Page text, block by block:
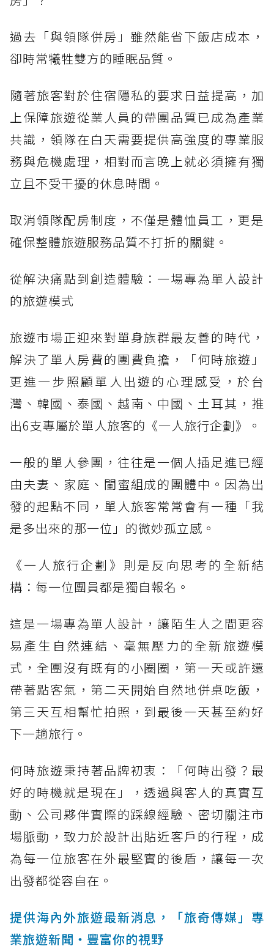
過去「與領隊併房」雖然能省下飯店成本，
卻時常犧牲雙方的睡眠品質。
隨著旅客對於住宿隱私的要求日益提高，加
上保障旅遊從業人員的帶團品質已成為產業
共識，領隊在白天需要提供高強度的專業服
務與危機處理，相對而言晚上就必須擁有獨
立且不受干擾的休息時間。
取消領隊配房制度，不僅是體恤員工，更是
確保整體旅遊服務品質不打折的關鍵。
從解決痛點到創造體驗：一場專為單人設計
的旅遊模式
旅遊市場正迎來對單身族群最友善的時代，
解決了單人房費的團費負擔，「何時旅遊」
更進一步照顧單人出遊的心理感受，於台
灣、韓國、泰國、越南、中國、土耳其，推
出6支專屬於單人旅客的《一人旅行企劃》。
一般的單人參團，往往是一個人插足進已經
由夫妻、家庭、閨蜜組成的團體中。因為出
發的起點不同，單人旅客常常會有一種「我
是多出來的那一位」的微妙孤立感。
《一人旅行企劃》則是反向思考的全新結
構：每一位團員都是獨自報名。
這是一場專為單人設計，讓陌生人之間更容
易產生自然連結、毫無壓力的全新旅遊模
式，全團沒有既有的小圈圈，第一天或許還
帶著點客氣，第二天開始自然地併桌吃飯，
第三天互相幫忙拍照，到最後一天甚至約好
下一趟旅行。
何時旅遊秉持著品牌初衷：「何時出發？最
好的時機就是現在」，透過與客人的真實互
動、公司夥伴實際的踩線經驗、密切關注市
場脈動，致力於設計出貼近客戶的行程，成
為每一位旅客在外最堅實的後盾，讓每一次
出發都從容自在。
提供海內外旅遊最新消息，「旅奇傳媒」專
業旅遊新聞‧豐富你的視野